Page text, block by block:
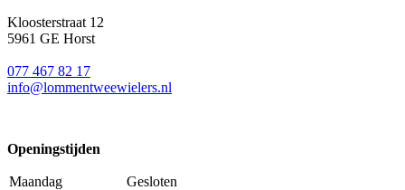
Kloosterstraat 12
5961 GE Horst
077 467 82 17
info@lommentweewielers.nl
Openingstijden
Maandag
Gesloten